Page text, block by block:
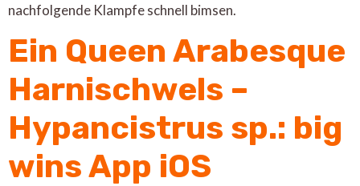
nachfolgende Klampfe schnell bimsen.
Ein Queen Arabesque
Harnischwels –
Hypancistrus sp.: big
wins App iOS